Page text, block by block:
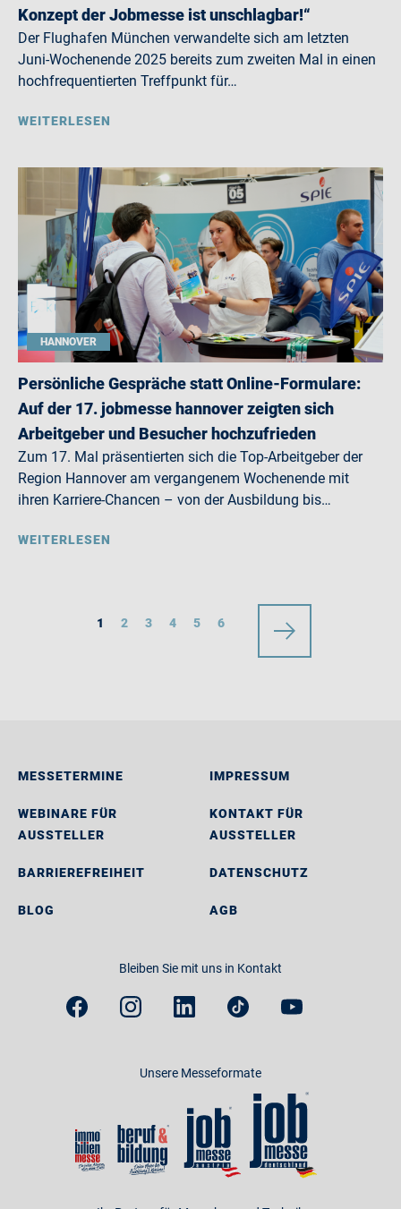
Konzept der Jobmesse ist unschlagbar!“
Der Flughafen München verwandelte sich am letzten
Juni-Wochenende 2025 bereits zum zweiten Mal in einen
hochfrequentierten Treffpunkt für…
WEITERLESEN
HANNOVER
Persönliche Gespräche statt Online-Formulare:
Auf der 17. jobmesse hannover zeigten sich
Arbeitgeber und Besucher hochzufrieden
Zum 17. Mal präsentierten sich die Top-Arbeitgeber der
Region Hannover am vergangenem Wochenende mit
ihren Karriere-Chancen – von der Ausbildung bis…
WEITERLESEN
1 2 3 4 5 6
MESSETERMINE
WEBINARE FÜR
AUSSTELLER
BARRIEREFREIHEIT
BLOG
IMPRESSUM
KONTAKT FÜR
AUSSTELLER
DATENSCHUTZ
AGB
Bleiben Sie mit uns in Kontakt
Unsere Messeformate